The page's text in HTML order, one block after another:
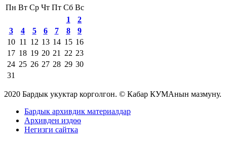
Пн Вт Ср Чт Пт Сб Вс
1
2
3
4 5 6 7 8
9
10 11 12 13 14 15 16
17 18 19 20 21 22 23
24 25 26 27 28 29 30
31
2020 Бардык укуктар корголгон. © Кабар КУМАнын мазмуну.
Бардык архивдик материалдар
Архивден издөө
Негизги сайтка